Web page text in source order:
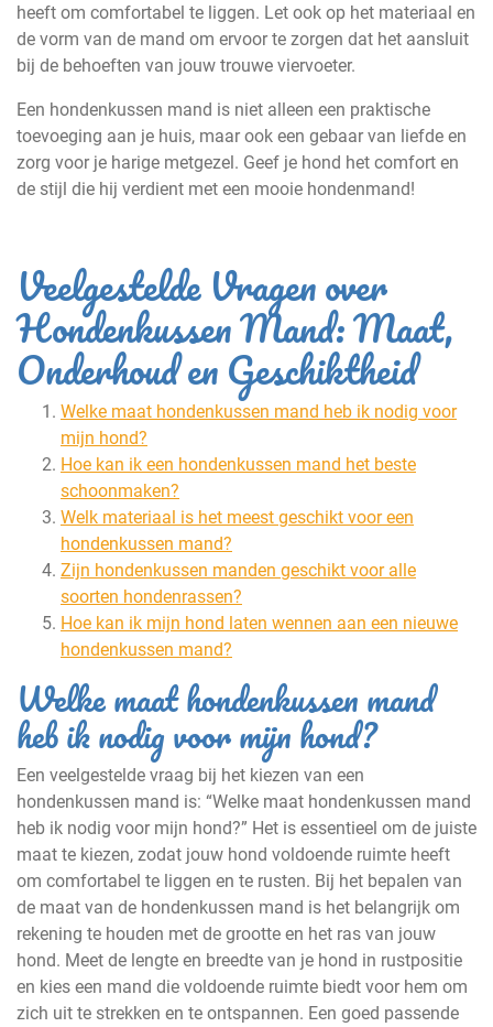
heeft om comfortabel te liggen. Let ook op het materiaal en
de vorm van de mand om ervoor te zorgen dat het aansluit
bij de behoeften van jouw trouwe viervoeter.
Een hondenkussen mand is niet alleen een praktische
toevoeging aan je huis, maar ook een gebaar van liefde en
zorg voor je harige metgezel. Geef je hond het comfort en
de stijl die hij verdient met een mooie hondenmand!
Veelgestelde Vragen over
Hondenkussen Mand: Maat,
Onderhoud en Geschiktheid
Welke maat hondenkussen mand heb ik nodig voor
mijn hond?
Hoe kan ik een hondenkussen mand het beste
schoonmaken?
Welk materiaal is het meest geschikt voor een
hondenkussen mand?
Zijn hondenkussen manden geschikt voor alle
soorten hondenrassen?
Hoe kan ik mijn hond laten wennen aan een nieuwe
hondenkussen mand?
Welke maat hondenkussen mand
heb ik nodig voor mijn hond?
Een veelgestelde vraag bij het kiezen van een
hondenkussen mand is: “Welke maat hondenkussen mand
heb ik nodig voor mijn hond?” Het is essentieel om de juiste
maat te kiezen, zodat jouw hond voldoende ruimte heeft
om comfortabel te liggen en te rusten. Bij het bepalen van
de maat van de hondenkussen mand is het belangrijk om
rekening te houden met de grootte en het ras van jouw
hond. Meet de lengte en breedte van je hond in rustpositie
en kies een mand die voldoende ruimte biedt voor hem om
zich uit te strekken en te ontspannen. Een goed passende